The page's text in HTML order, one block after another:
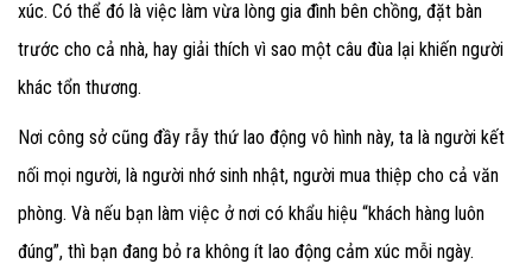
xúc. Có thể đó là việc làm vừa lòng gia đình bên chồng, đặt bàn
trước cho cả nhà, hay giải thích vì sao một câu đùa lại khiến người
khác tổn thương.
Nơi công sở cũng đầy rẫy thứ lao động vô hình này, ta là người kết
nối mọi người, là người nhớ sinh nhật, người mua thiệp cho cả văn
phòng. Và nếu bạn làm việc ở nơi có khẩu hiệu “khách hàng luôn
đúng”, thì bạn đang bỏ ra không ít lao động cảm xúc mỗi ngày.